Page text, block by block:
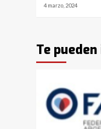
4 marzo, 2024
Te